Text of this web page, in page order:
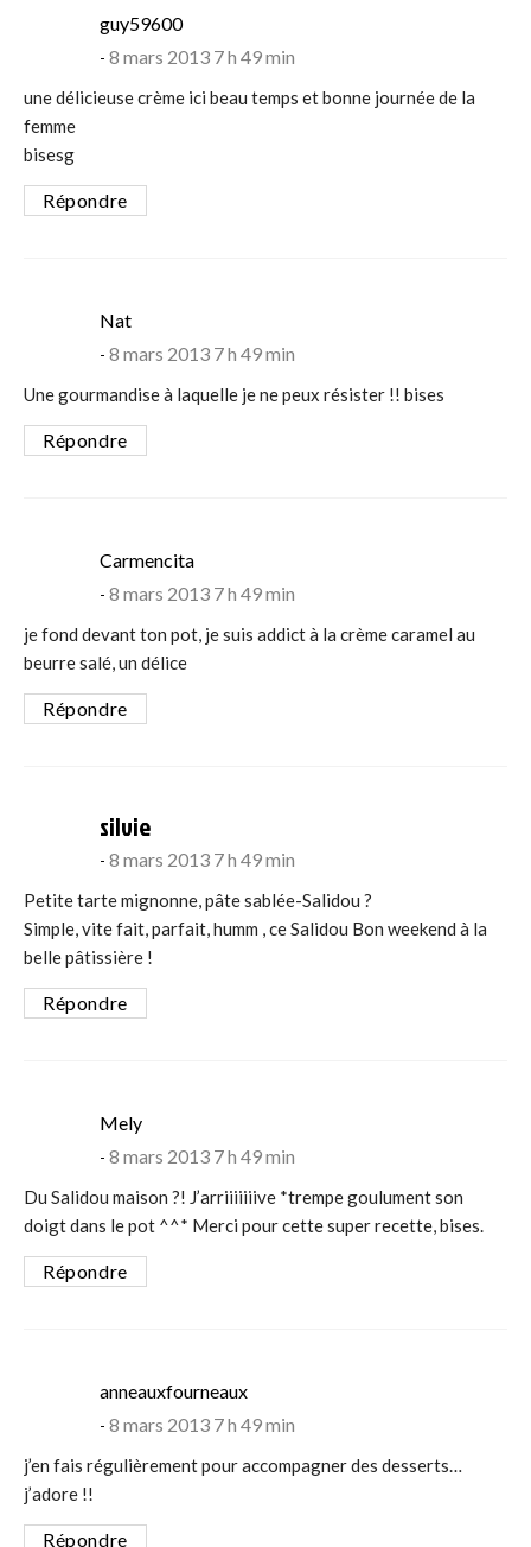
guy59600says:
8 mars 2013 7 h 49 min
une délicieuse crème ici beau temps et bonne journée de la
femme
bisesg
Répondre
Natsays:
8 mars 2013 7 h 49 min
Une gourmandise à laquelle je ne peux résister !! bises
Répondre
Carmencitasays:
8 mars 2013 7 h 49 min
je fond devant ton pot, je suis addict à la crème caramel au
beurre salé, un délice
Répondre
silviesays:
8 mars 2013 7 h 49 min
Petite tarte mignonne, pâte sablée-Salidou ?
Simple, vite fait, parfait, humm , ce Salidou Bon weekend à la
belle pâtissière !
Répondre
Melysays:
8 mars 2013 7 h 49 min
Du Salidou maison ?! J’arriiiiiiive *trempe goulument son
doigt dans le pot ^^* Merci pour cette super recette, bises.
Répondre
anneauxfourneauxsays:
8 mars 2013 7 h 49 min
j’en fais régulièrement pour accompagner des desserts…
j’adore !!
Répondre